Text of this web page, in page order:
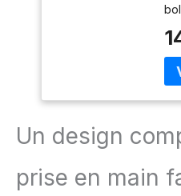
et
Un design
prise en main